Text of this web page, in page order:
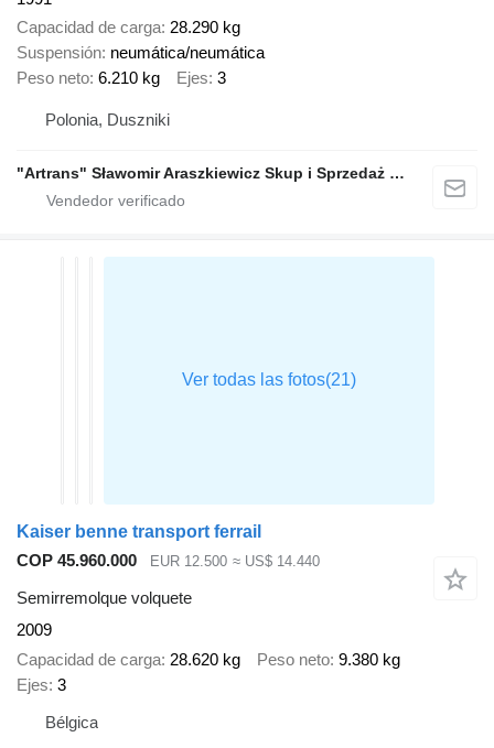
Capacidad de carga 28.290 kg
Suspensión neumática/neumática
Peso neto 6.210 kg Ejes 3
Polonia, Duszniki
"Artrans" Sławomir Araszkiewicz Skup i Sprzedaż Samochodów Ciężarowych
Kaiser benne transport ferrail
COP 45.960.000
EUR 12.500 ≈ US$ 14.440
Semirremolque volquete
2009
Capacidad de carga 28.620 kg Peso neto 9.380 kg
Ejes 3
Bélgica